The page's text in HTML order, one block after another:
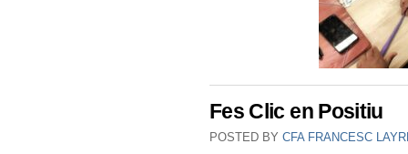
Fes Clic en Positiu
POSTED BY CFA FRANCESC